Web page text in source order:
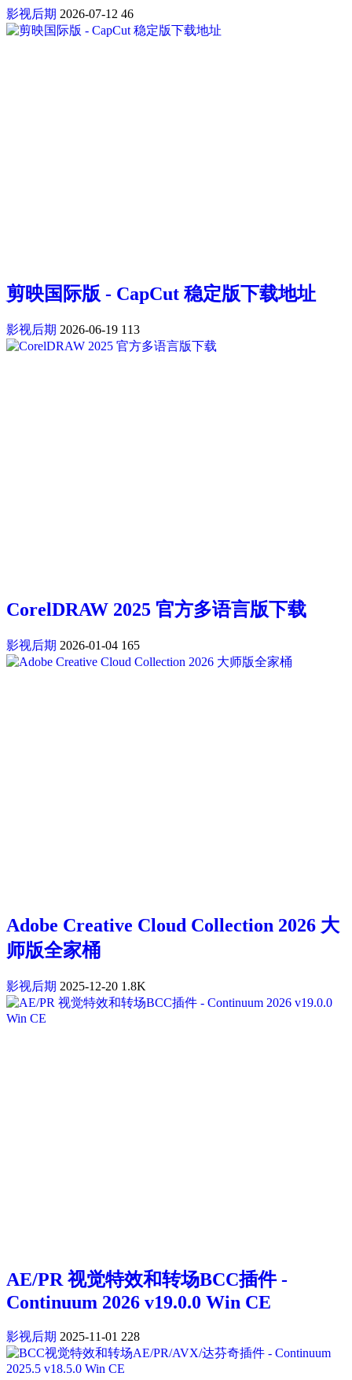
影视后期 2026-07-12 46
剪映国际版 - CapCut 稳定版下载地址
影视后期 2026-06-19 113
CorelDRAW 2025 官方多语言版下载
影视后期 2026-01-04 165
Adobe Creative Cloud Collection 2026 大
师版全家桶
影视后期 2025-12-20 1.8K
AE/PR 视觉特效和转场BCC插件 -
Continuum 2026 v19.0.0 Win CE
影视后期 2025-11-01 228